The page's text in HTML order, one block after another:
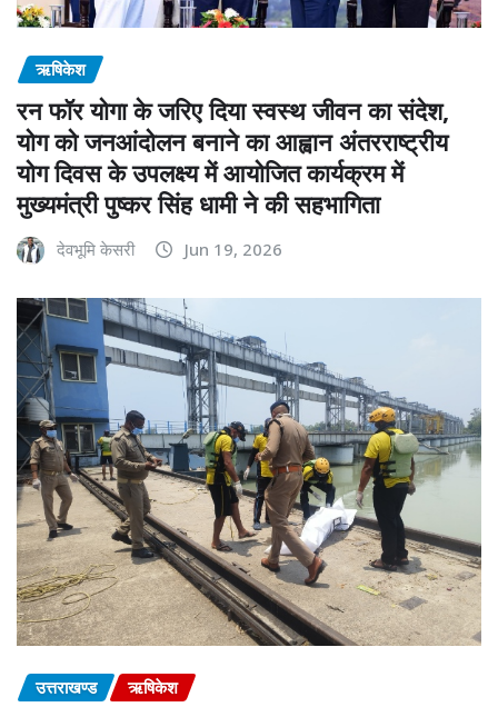
ऋषिकेश
रन फॉर योगा के जरिए दिया स्वस्थ जीवन का संदेश,
योग को जनआंदोलन बनाने का आह्वान अंतरराष्ट्रीय
योग दिवस के उपलक्ष्य में आयोजित कार्यक्रम में
मुख्यमंत्री पुष्कर सिंह धामी ने की सहभागिता
देवभूमि केसरी Jun 19, 2026
उत्तराखण्ड ऋषिकेश